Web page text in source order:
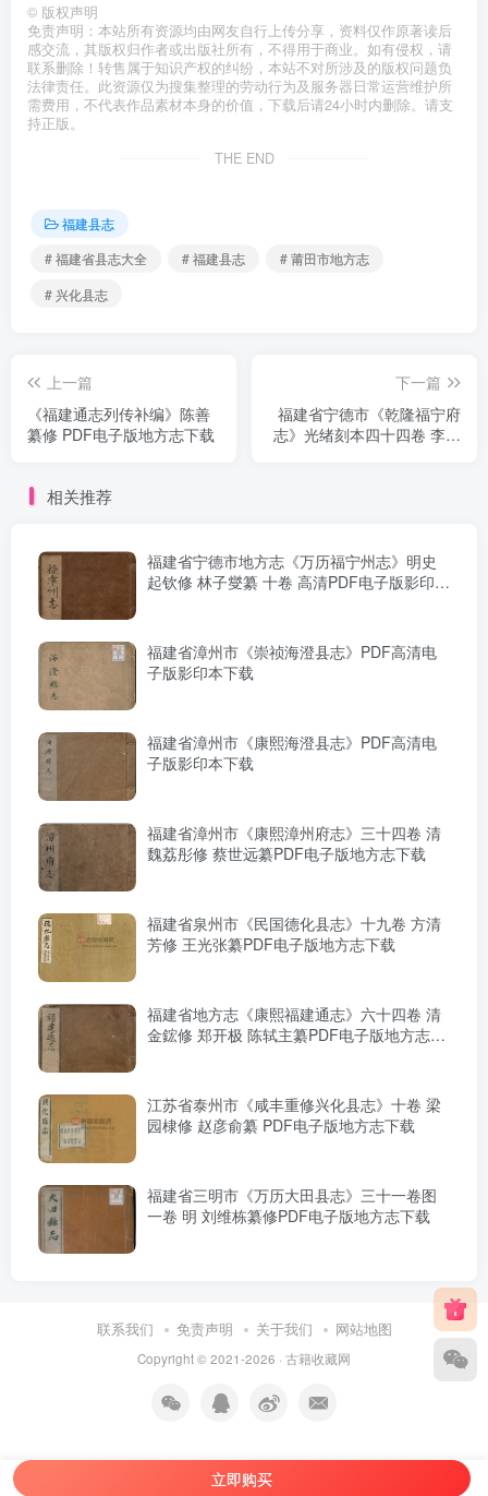
© 版权声明
免责声明：本站所有资源均由网友自行上传分享，资料仅作原著读后
感交流，其版权归作者或出版社所有，不得用于商业。如有侵权，请
联系删除！转售属于知识产权的纠纷，本站不对所涉及的版权问题负
法律责任。此资源仅为搜集整理的劳动行为及服务器日常运营维护所
需费用，不代表作品素材本身的价值，下载后请24小时内删除。请支
持正版。
THE END
福建县志
# 福建省县志大全
# 福建县志
# 莆田市地方志
# 兴化县志
上一篇
《福建通志列传补编》陈善
纂修 PDF电子版地方志下载
下一篇
福建省宁德市《乾隆福宁府
志》光绪刻本四十四卷 李拔
相关推荐
福建省宁德市地方志《万历福宁州志》明史
起钦修 林子燮纂 十卷 高清PDF电子版影印本
福建省漳州市《崇祯海澄县志》PDF高清电
子版影印本下载
福建省漳州市《康熙海澄县志》PDF高清电
子版影印本下载
福建省漳州市《康熙漳州府志》三十四卷 清
魏荔彤修 蔡世远纂PDF电子版地方志下载
福建省泉州市《民国德化县志》十九卷 方清
芳修 王光张纂PDF电子版地方志下载
福建省地方志《康熙福建通志》六十四卷 清
金鋐修 郑开极 陈轼主纂PDF电子版地方志下
江苏省泰州市《咸丰重修兴化县志》十卷 梁
园棣修 赵彦俞纂 PDF电子版地方志下载
福建省三明市《万历大田县志》三十一卷图
一卷 明 刘维栋纂修PDF电子版地方志下载
联系我们 免责声明 关于我们 网站地图
Copyright © 2021-2026 · 古籍收藏网
立即购买